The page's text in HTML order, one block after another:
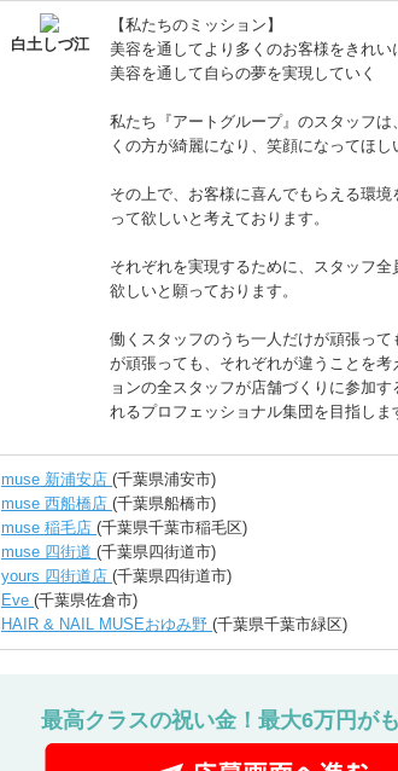
白土しづ江
【私たちのミッション】
美容を通してより多くのお客様をきれい
美容を通して自らの夢を実現していく
私たち『アートグループ』のスタッフ
くの方が綺麗になり、笑顔になってほし
その上で、お客様に喜んでもらえる環
って欲しいと考えております。
それぞれを実現するために、スタッフ
欲しいと願っております。
働くスタッフのうち一人だけが頑張っ
が頑張っても、それぞれが違うことを
ョンの全スタッフが店舗づくりに参加
れるプロフェッショナル集団を目指しま
muse 新浦安店 (千葉県浦安市)
muse 西船橋店 (千葉県船橋市)
muse 稲毛店 (千葉県千葉市稲毛区)
muse 四街道 (千葉県四街道市)
yours 四街道店 (千葉県四街道市)
Eve (千葉県佐倉市)
HAIR & NAIL MUSEおゆみ野 (千葉県千葉市緑区)
最高クラスの祝い金！最大6万円が